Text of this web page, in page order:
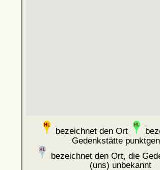
bezeichnet den Ort
Gedenkstätte
bezeichnet den Ort, die
(uns) unbekannt